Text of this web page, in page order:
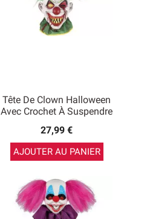
Tête De Clown Halloween
Avec Crochet À Suspendre
27,99 €
AJOUTER AU PANIER